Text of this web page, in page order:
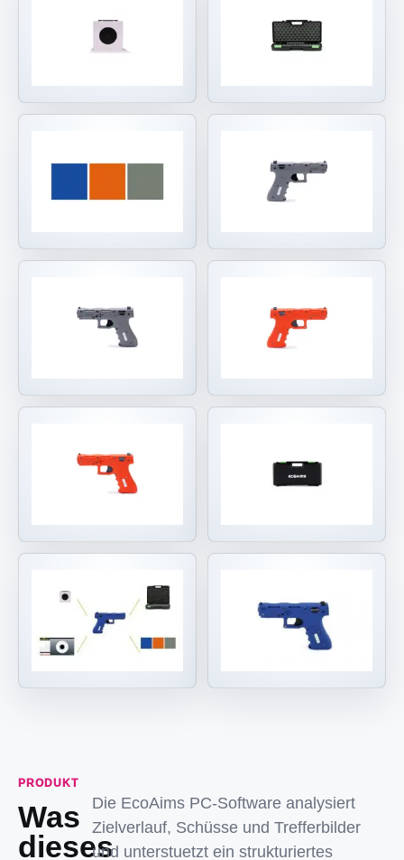
PRODUKT
Was
dieses
Die EcoAims PC-Software analysiert
Zielverlauf, Schüsse und Trefferbilder
und unterstuetzt ein strukturiertes